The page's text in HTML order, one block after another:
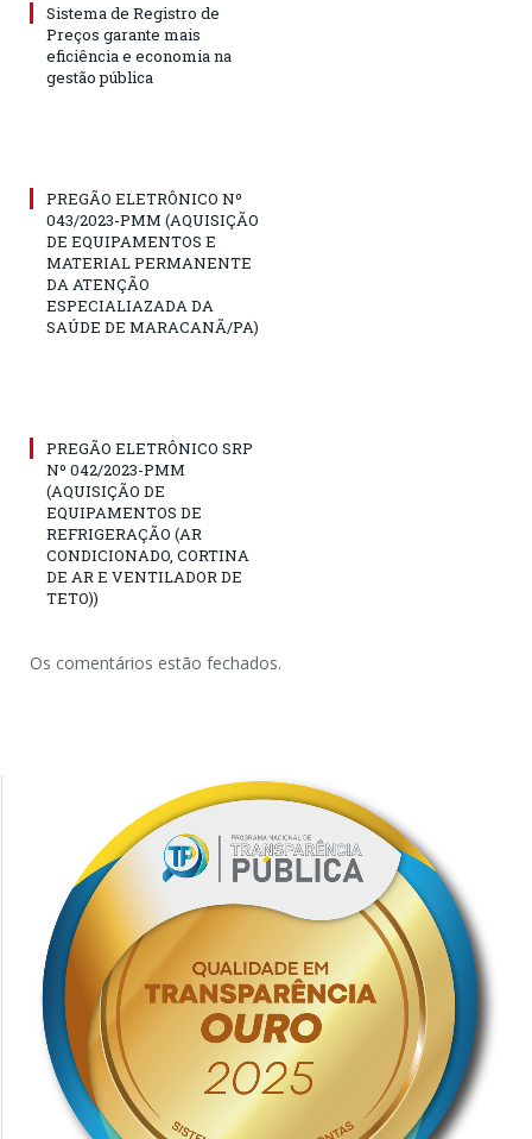
Sistema de Registro de
Preços garante mais
eficiência e economia na
gestão pública
PREGÃO ELETRÔNICO Nº
043/2023-PMM (AQUISIÇÃO
DE EQUIPAMENTOS E
MATERIAL PERMANENTE
DA ATENÇÃO
ESPECIALIAZADA DA
SAÚDE DE MARACANÃ/PA)
PREGÃO ELETRÔNICO SRP
Nº 042/2023-PMM
(AQUISIÇÃO DE
EQUIPAMENTOS DE
REFRIGERAÇÃO (AR
CONDICIONADO, CORTINA
DE AR E VENTILADOR DE
TETO))
Os comentários estão fechados.